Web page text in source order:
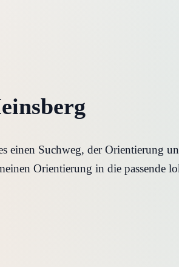
einen Suchweg, der Orientierung
Orientierung in die passende